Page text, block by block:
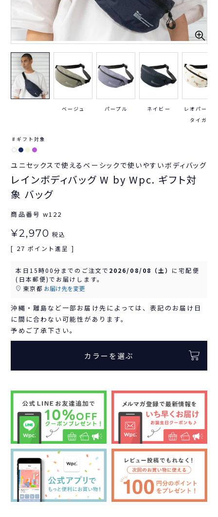
ベージュ パープル ネイビー
レオパード
タイガー
ギフト対象
ユニセックスで使えるベーシックで使いやすいボディバッグ
レインボディバッグ W by Wpc. ギフト対
象 バッグ
商品番号 w122
¥2,970 税込
[ 27 ポイント進呈 ]
本日 15時00分 までのご注文で 2026/08/08（土） に宅配便
(日本郵便)でお届けします。
東京都 お届け先を変更
沖縄・離島など一部お届け先によっては、表記のお届け日
に間に合わない可能性があります。
予めご了承下さい。
カラーを選ぶ